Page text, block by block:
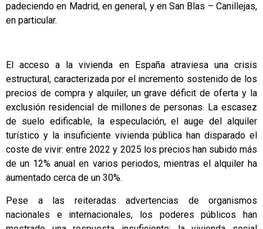
padeciendo en Madrid, en general, y en San Blas – Canillejas,
en particular.
El acceso a la vivienda en España atraviesa una crisis
estructural, caracterizada por el incremento sostenido de los
precios de compra y alquiler, un grave déficit de oferta y la
exclusión residencial de millones de personas. La escasez
de suelo edificable, la especulación, el auge del alquiler
turístico y la insuficiente vivienda pública han disparado el
coste de vivir: entre 2022 y 2025 los precios han subido más
de un 12% anual en varios periodos, mientras el alquiler ha
aumentado cerca de un 30%.​
Pese a las reiteradas advertencias de organismos
nacionales e internacionales, los poderes públicos han